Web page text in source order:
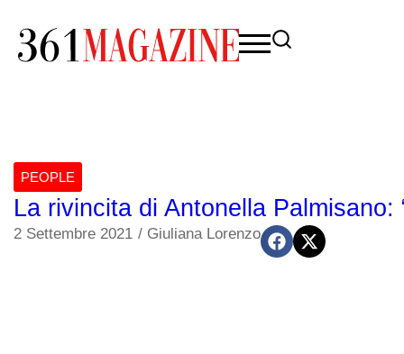
PEOPLE
La rivincita di Antonella Palmisano:
2 Settembre 2021 / Giuliana Lorenzo